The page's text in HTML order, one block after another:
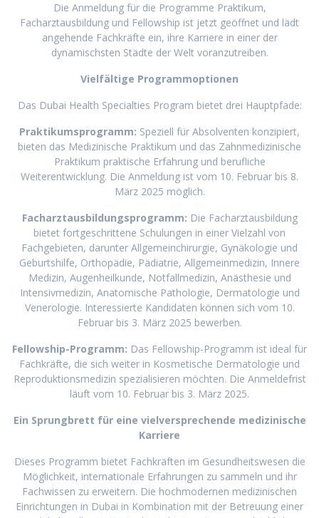
Die Anmeldung für die Programme Praktikum,
Facharztausbildung und Fellowship ist jetzt geöffnet und lädt
angehende Fachkräfte ein, ihre Karriere in einer der
dynamischsten Städte der Welt voranzutreiben.
Vielfältige Programmoptionen
Das Dubai Health Specialties Program bietet drei Hauptpfade:
Praktikumsprogramm: Speziell für Absolventen konzipiert,
bieten das Medizinische Praktikum und das Zahnmedizinische
Praktikum praktische Erfahrung und berufliche
Weiterentwicklung. Die Anmeldung ist vom 10. Februar bis 8.
März 2025 möglich.
Facharztausbildungsprogramm: Die Facharztausbildung
bietet fortgeschrittene Schulungen in einer Vielzahl von
Fachgebieten, darunter Allgemeinchirurgie, Gynäkologie und
Geburtshilfe, Orthopädie, Pädiatrie, Allgemeinmedizin, Innere
Medizin, Augenheilkunde, Notfallmedizin, Anästhesie und
Intensivmedizin, Anatomische Pathologie, Dermatologie und
Venerologie. Interessierte Kandidaten können sich vom 10.
Februar bis 3. März 2025 bewerben.
Fellowship-Programm: Das Fellowship-Programm ist ideal für
Fachkräfte, die sich weiter in Kosmetische Dermatologie und
Reproduktionsmedizin spezialisieren möchten. Die Anmeldefrist
läuft vom 10. Februar bis 3. März 2025.
Ein Sprungbrett für eine vielversprechende medizinische
Karriere
Dieses Programm bietet Fachkräften im Gesundheitswesen die
Möglichkeit, internationale Erfahrungen zu sammeln und ihr
Fachwissen zu erweitern. Die hochmodernen medizinischen
Einrichtungen in Dubai in Kombination mit der Betreuung einer